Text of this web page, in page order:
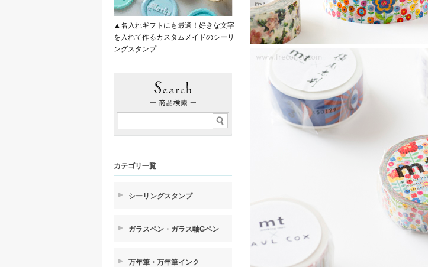
▲名入れギフトにも最適！好きな文字
を入れて作るカスタムメイドのシーリ
ングスタンプ
カテゴリ一覧
シーリングスタンプ
ガラスペン・ガラス軸Gペン
万年筆・万年筆インク